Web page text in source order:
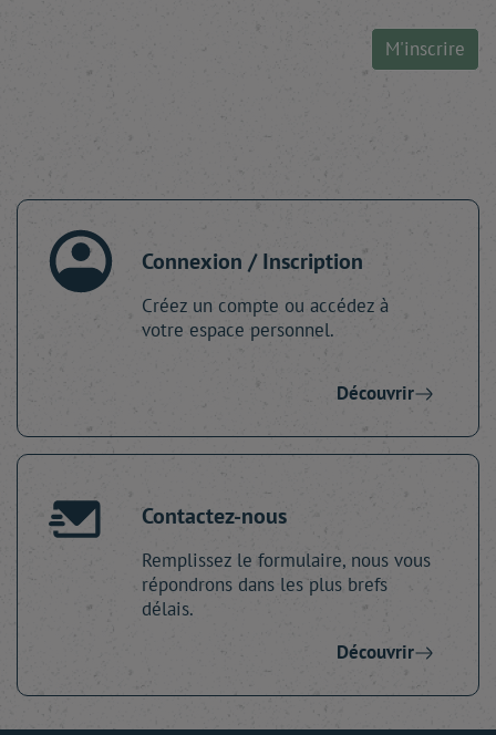
M'inscrire
Connexion / Inscription
Créez un compte ou accédez à
votre espace personnel.
Découvrir
Contactez-nous
Remplissez le formulaire, nous vous
répondrons dans les plus brefs
délais.
Découvrir